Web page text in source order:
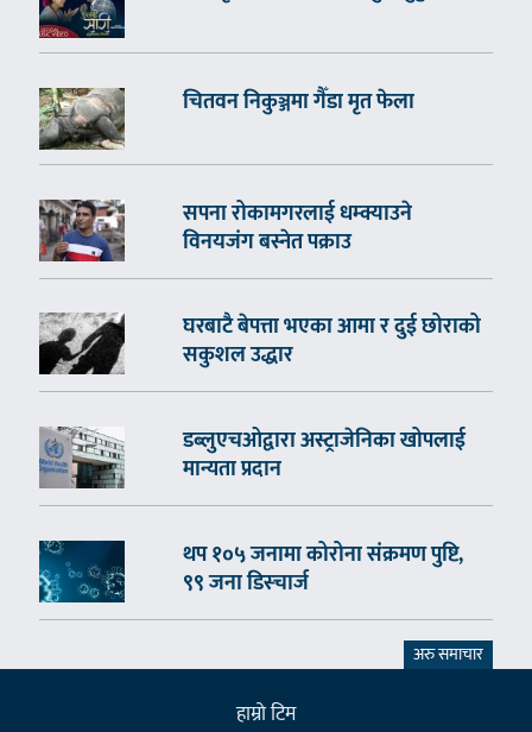
चितवन निकुञ्जमा गैँडा मृत फेला
सपना रोकामगरलाई धम्क्याउने
विनयजंग बस्नेत पक्राउ
घरबाटै बेपत्ता भएका आमा र दुई छोराको
सकुशल उद्धार
डब्लुएचओद्वारा अस्ट्राजेनिका खोपलाई
मान्यता प्रदान
थप १०५ जनामा कोरोना संक्रमण पुष्टि,
९९ जना डिस्चार्ज
अरु समाचार
हाम्राे टिम